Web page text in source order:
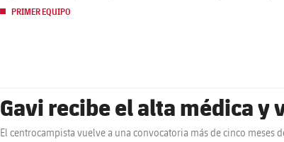
PRIMER EQUIPO
Gavi recibe el alta médica y
El centrocampista vuelve a una convocatoria más de cinco